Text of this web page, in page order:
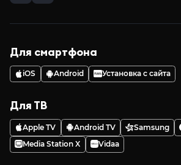
Для смартфона
iOS Android Установка с сайта
Для ТВ
Apple TV Android TV Samsung
Media Station X
Vidaa